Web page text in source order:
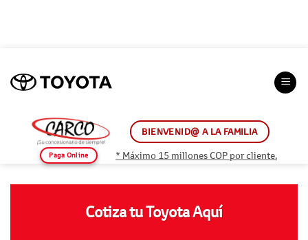
contenido
BIENVENID@ A LA FAMILIA
Paga Online * Máximo 15 millones COP por cliente.
Cotiza tu Toyota Aquí